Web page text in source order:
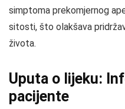
simptoma prekomjernog
sitosti, što olakšava
života.
Uputa o lijeku:
pacijente